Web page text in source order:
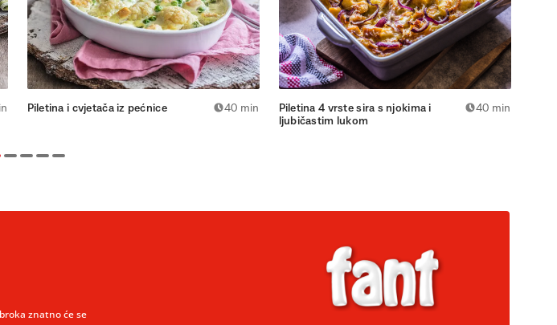
Piletina i cvjetača iz pećnice 40 min
Piletina 4 vrste sira s njokima i
ljubičastim lukom
40 min
znatno će se